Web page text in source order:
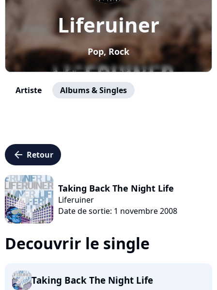
Liferuiner
Pop, Rock
Artiste Albums & Singles
arrow_left Retour
Taking Back The Night Life
Liferuiner
Date de sortie: 1 novembre 2008
Decouvrir le single
Taking Back The Night Life